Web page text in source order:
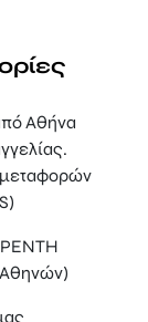
Αθήνα
ΡΕΝΤΗ